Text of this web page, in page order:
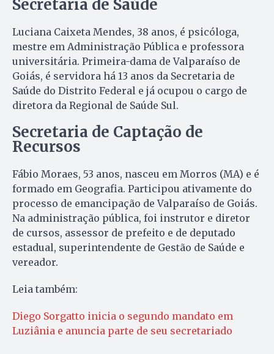
Secretaria de Saúde
Luciana Caixeta Mendes, 38 anos, é psicóloga,
mestre em Administração Pública e professora
universitária. Primeira-dama de Valparaíso de
Goiás, é servidora há 13 anos da Secretaria de
Saúde do Distrito Federal e já ocupou o cargo de
diretora da Regional de Saúde Sul.
Secretaria de Captação de
Recursos
Fábio Moraes, 53 anos, nasceu em Morros (MA) e é
formado em Geografia. Participou ativamente do
processo de emancipação de Valparaíso de Goiás.
Na administração pública, foi instrutor e diretor
de cursos, assessor de prefeito e de deputado
estadual, superintendente de Gestão de Saúde e
vereador.
Leia também:
Diego Sorgatto inicia o segundo mandato em
Luziânia e anuncia parte de seu secretariado